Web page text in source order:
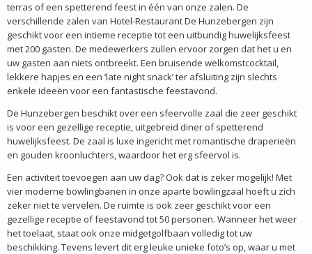
terras of een spetterend feest in één van onze zalen. De
verschillende zalen van Hotel-Restaurant De Hunzebergen zijn
geschikt voor een intieme receptie tot een uitbundig huwelijksfeest
met 200 gasten. De medewerkers zullen ervoor zorgen dat het u en
uw gasten aan niets ontbreekt. Een bruisende welkomstcocktail,
lekkere hapjes en een ‘late night snack’ ter afsluiting zijn slechts
enkele ideeën voor een fantastische feestavond.
De Hunzebergen beschikt over een sfeervolle zaal die zeer geschikt
is voor een gezellige receptie, uitgebreid diner of spetterend
huwelijksfeest. De zaal is luxe ingericht met romantische draperieën
en gouden kroonluchters, waardoor het erg sfeervol is.
Een activiteit toevoegen aan uw dag? Ook dat is zeker mogelijk! Met
vier moderne bowlingbanen in onze aparte bowlingzaal hoeft u zich
zeker niet te vervelen. De ruimte is ook zeer geschikt voor een
gezellige receptie of feestavond tot 50 personen. Wanneer het weer
het toelaat, staat ook onze midgetgolfbaan volledig tot uw
beschikking. Tevens levert dit erg leuke unieke foto’s op, waar u met